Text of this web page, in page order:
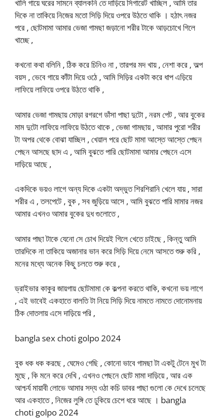
খালি গায়ে ঘরের সামনে ব্যালকনি তে দাড়িয়ে সিগারেট খাচ্ছিল , আমি তার
দিকে না তাকিয়ে নিজের মতো সিড়ি দিয়ে ওপরে উঠতে থাকি । হঠাৎ নজর
পরে , ছোটমামা আমার ভেজা গামছা জড়ানো শরীর টাকে আড়চোখে গিলে
খাচ্ছে ,
কখনো কথা বলিনি , ঠিক করে চিনিও না , তারপর মদ খায় , নেশা করে , অল্প
বয়স , ভেবে গায়ে কাঁটা দিয়ে ওঠে , আমি সিড়ির একটা করে ধাপ এড়িয়ে
লাফিয়ে লাফিয়ে ওপরে উঠতে থাকি ,
আমার ভেজা গামছায় মোড়া রগরগে ডাঁসা পাছা দুটো , নরম পেট , আর বুকের
মাম দুটো লাফিয়ে লাফিয়ে উঠতে থাকে , ভেজা গামছায় , আমার পুরো শরীর
টা অপর থেকে বোঝা যাচ্ছিল , খেয়াল পরে ছোট মামা আস্তে আস্তে পেছন
পেছন আসছে ছাদ এ , আমি বুঝতে পারি ছোটমামা আমার পেছনে এসে
দাড়িয়ে আছে ,
একদিকে ভয়ও লাগে অন্য দিকে একটা অদ্ভুত শিরশিরানি খেলে যায় , সারা
শরীর এ , তলপেটে , বুক , সব জুড়িয়ে আসে , আমি বুঝতে পারি মামার নজর
আমার এখনও আমার বুকের দুধ গুলোতে ,
আমার পাছা টাকে যেনো সে চোখ দিয়েই গিলে খেতে চাইছে , কিন্তু আমি
তারদিকে না তাকিয়ে অজানার ভান করে সিড়ি দিয়ে নেমে আসতে শুরু করি ,
মনের মধ্যে অনেক কিছু চলতে শুরু করে ,
ড্রাইভার কাকুর জায়গায় ছোটমামা কে কল্পনা করতে থাকি, কখনো ভয় লাগে
, এই ভাবেই একহাতে বালতি টা নিয়ে সিড়ি দিয়ে নামতে নামতে দোনোমনায়
ঠিক দোতলায় এসে দাড়িয়ে পরি ,
bangla sex choti golpo 2024
বুক ধক ধক করছে , ঘেমেও গেছি , কোনো ভাবে গামছা টা একটু টেনে মুখ টা
মুছে , কি মনে করে দেখি , এখনও পেছনে ছোট মামা দাড়িয়ে , আর এক
আশ্চর্য মায়াবী লোভে আমার সদ্য ওঠা কচি ডাবর পাছা গুলো কে দেখে চলেছে
আর একহাতে , নিজের লুঙ্গি তে ঢুকিয়ে চেপে ধরে আছে । bangla
choti golpo 2024